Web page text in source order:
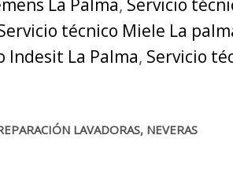
La Palma, Servicio
técnico Miele La
Indesit La Palma, Servicio
LAVADORAS, NEVERAS